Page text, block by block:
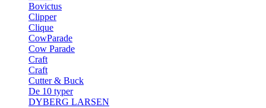
Bovictus
Clipper
Clique
CowParade
Cow Parade
Craft
Craft
Cutter & Buck
De 10 typer
DYBERG LARSEN